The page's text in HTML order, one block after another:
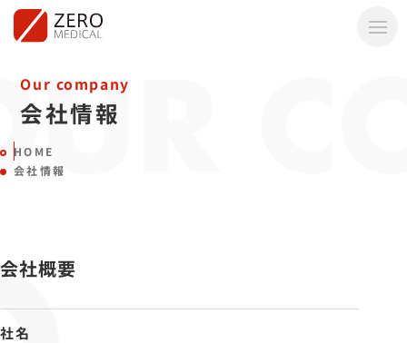
メニ
Our company
会社情報
HOME
会社情報
会社概要
社名